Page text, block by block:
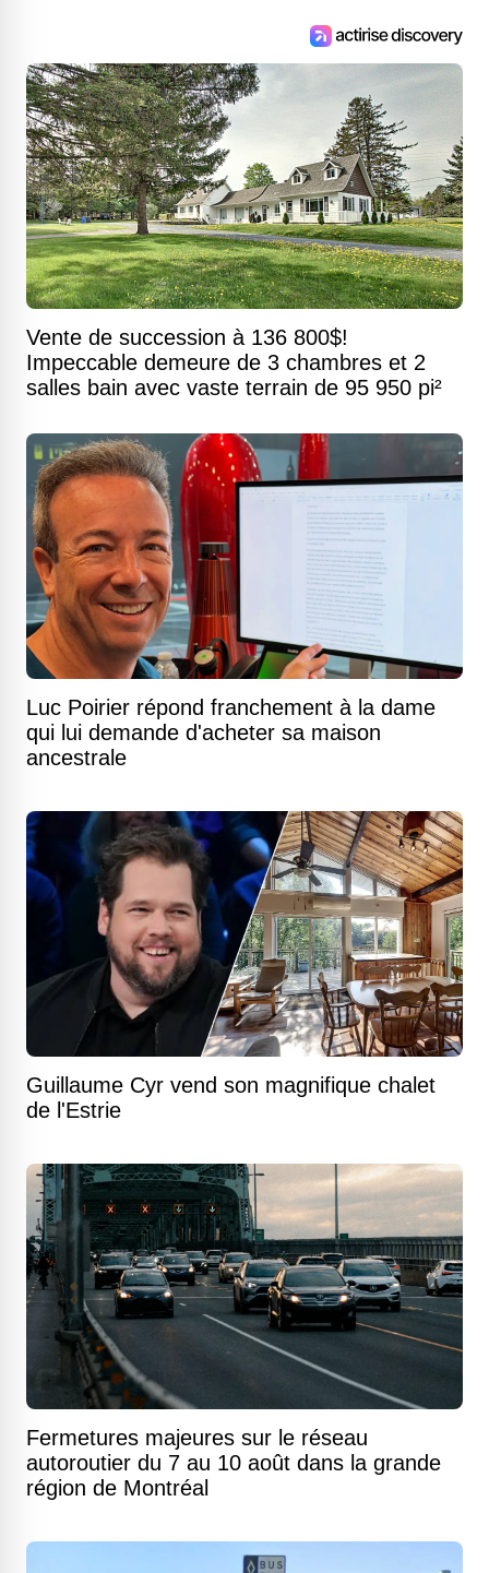
Vente de succession à 136 800$!
Impeccable demeure de 3 chambres et 2
salles bain avec vaste terrain de 95 950 pi²
Luc Poirier répond franchement à la dame
qui lui demande d'acheter sa maison
ancestrale
Guillaume Cyr vend son magnifique chalet
de l'Estrie
Fermetures majeures sur le réseau
autoroutier du 7 au 10 août dans la grande
région de Montréal